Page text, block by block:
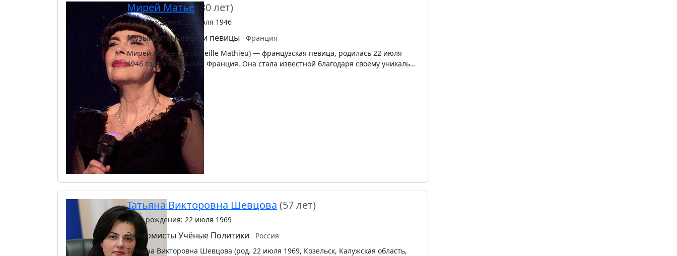
Мирей Матьё (80 лет)
Дата рождения: 22 июля 1946
МузыкантыПевцы и певицы
Франция
Мирей Матье (фр. Mireille Mathieu) — французская певица, родилась 22 июля
1946 года в Авиньоне, Франция. Она стала известной благодаря своему уникаль…
Татьяна Викторовна Шевцова (57 лет)
Дата рождения: 22 июля 1969
Экономисты Учёные Политики
Россия
Татьяна Викторовна Шевцова (род. 22 июля 1969, Козельск, Калужская область,